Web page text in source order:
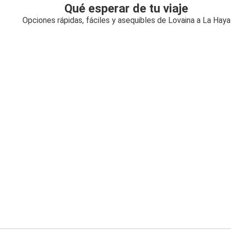
Qué esperar de tu viaje
Opciones rápidas, fáciles y asequibles de Lovaina a La Haya